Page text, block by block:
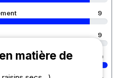
9
9
10
matière de